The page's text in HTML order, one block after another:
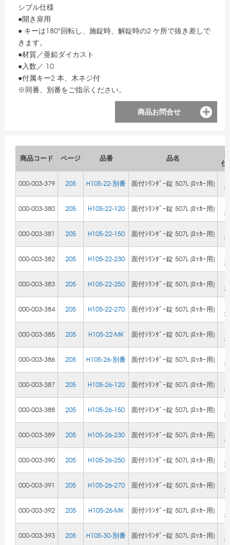
シブル仕様
●開き扉用
● キーは180°回転し、施錠時、解錠時の2 ケ所で抜き差しで
きます。
●材質／亜鉛ダイカスト
●入数／ 10
●付属キー2 本、木ネジ付
※同番、別番をご指示ください。
商品お問合せ
商品コード ページ 品番 品名
仕
000-003-379 205 H105-22-別番 面付ｼﾘﾝﾀﾞｰ錠 507L (ﾛｯｶｰ用)
ﾆ
000-003-380 205 H105-22-120 面付ｼﾘﾝﾀﾞｰ錠 507L (ﾛｯｶｰ用)
ﾆ
000-003-381 205 H105-22-150 面付ｼﾘﾝﾀﾞｰ錠 507L (ﾛｯｶｰ用)
ﾆ
000-003-382 205 H105-22-230 面付ｼﾘﾝﾀﾞｰ錠 507L (ﾛｯｶｰ用)
ﾆ
000-003-383 205 H105-22-250 面付ｼﾘﾝﾀﾞｰ錠 507L (ﾛｯｶｰ用)
ﾆ
000-003-384 205 H105-22-270 面付ｼﾘﾝﾀﾞｰ錠 507L (ﾛｯｶｰ用)
ﾆ
000-003-385 205 H105-22-MK 面付ｼﾘﾝﾀﾞｰ錠 507L (ﾛｯｶｰ用)
ﾆ
000-003-386 205 H105-26-別番 面付ｼﾘﾝﾀﾞｰ錠 507L (ﾛｯｶｰ用)
ﾆ
000-003-387 205 H105-26-120 面付ｼﾘﾝﾀﾞｰ錠 507L (ﾛｯｶｰ用)
ﾆ
000-003-388 205 H105-26-150 面付ｼﾘﾝﾀﾞｰ錠 507L (ﾛｯｶｰ用)
ﾆ
000-003-389 205 H105-26-230 面付ｼﾘﾝﾀﾞｰ錠 507L (ﾛｯｶｰ用)
ﾆ
000-003-390 205 H105-26-250 面付ｼﾘﾝﾀﾞｰ錠 507L (ﾛｯｶｰ用)
ﾆ
000-003-391 205 H105-26-270 面付ｼﾘﾝﾀﾞｰ錠 507L (ﾛｯｶｰ用)
ﾆ
000-003-392 205 H105-26-MK 面付ｼﾘﾝﾀﾞｰ錠 507L (ﾛｯｶｰ用)
ﾆ
000-003-393 205 H105-30-別番 面付ｼﾘﾝﾀﾞｰ錠 507L (ﾛｯｶｰ用)
ﾆ